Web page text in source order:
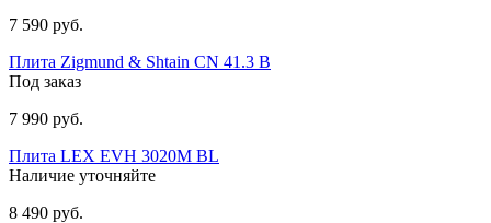
7 590 руб.
Плита Zigmund & Shtain CN 41.3 B
Под заказ
7 990 руб.
Плита LEX EVH 3020M BL
Наличие уточняйте
8 490 руб.